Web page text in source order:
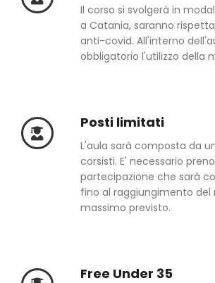
Il corso si svolgerà in
a Catania, saranno
anti-covid. All'interno
obbligatorio l'utilizzo della
Posti limitati
L'aula sarà composta da
corsisti. E' necessario
partecipazione che sarà
fino al raggiungimento del
massimo previsto.
Free Under 35